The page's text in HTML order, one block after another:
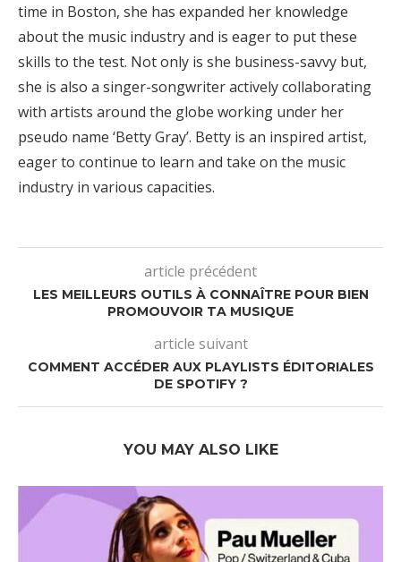
time in Boston, she has expanded her knowledge
about the music industry and is eager to put these
skills to the test. Not only is she business-savvy but,
she is also a singer-songwriter actively collaborating
with artists around the globe working under her
pseudo name ‘Betty Gray’. Betty is an inspired artist,
eager to continue to learn and take on the music
industry in various capacities.
article précédent
LES MEILLEURS OUTILS À CONNAÎTRE POUR BIEN
PROMOUVOIR TA MUSIQUE
article suivant
COMMENT ACCÉDER AUX PLAYLISTS ÉDITORIALES
DE SPOTIFY ?
YOU MAY ALSO LIKE